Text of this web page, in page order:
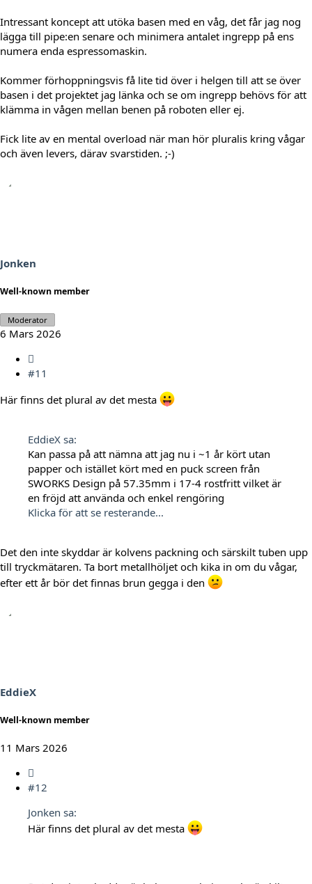
Intressant koncept att utöka basen med en våg, det får jag nog
lägga till pipe:en senare och minimera antalet ingrepp på ens
numera enda espressomaskin.
Kommer förhoppningsvis få lite tid över i helgen till att se över
basen i det projektet jag länka och se om ingrepp behövs för att
klämma in vågen mellan benen på roboten eller ej.
Fick lite av en mental overload när man hör pluralis kring vågar
och även levers, därav svarstiden. ;-)
Jonken
Well-known member
Moderator
6 Mars 2026
#11
Här finns det plural av det mesta
EddieX sa:
Kan passa på att nämna att jag nu i ~1 år kört utan
papper och istället kört med en puck screen från
SWORKS Design på 57.35mm i 17-4 rostfritt vilket är
en fröjd att använda och enkel rengöring
Klicka för att se resterande...
Det den inte skyddar är kolvens packning och särskilt tuben upp
till tryckmätaren. Ta bort metallhöljet och kika in om du vågar,
efter ett år bör det finnas brun gegga i den
EddieX
Well-known member
11 Mars 2026
#12
Jonken sa:
Här finns det plural av det mesta